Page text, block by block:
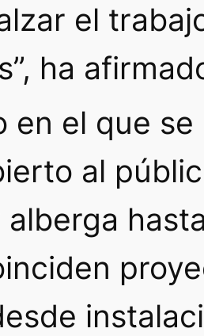
el
ha
en el que
al
alberga